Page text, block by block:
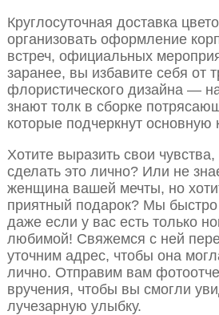
Круглосуточная доставка
организовать оформление
встреч, официальных
заранее, вы избавите себя от
флористического дизайна —
знают толк в сборке
которые подчеркнут основную
Хотите выразить свои чувства,
сделать это лично? Или не
женщина вашей мечты, но
приятный подарок? Мы быстро
даже если у вас есть только
любимой! Свяжемся с ней
уточним адрес, чтобы она
лично. Отправим вам
вручения, чтобы вы смогли
лучезарную улыбку.